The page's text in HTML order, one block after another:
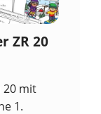
ZR 20
20 mit
1.